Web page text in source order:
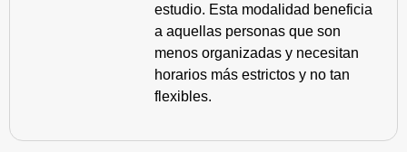
estudio. Esta modalidad beneficia
a aquellas personas que son
menos organizadas y necesitan
horarios más estrictos y no tan
flexibles.